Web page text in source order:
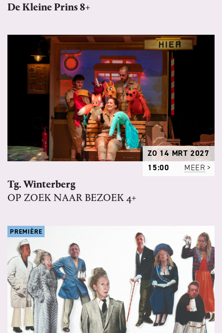
De Kleine Prins 8+
ZO 14 MRT 2027
15:00
MEER
Tg. Winterberg
OP ZOEK NAAR BEZOEK 4+
PREMIÈRE